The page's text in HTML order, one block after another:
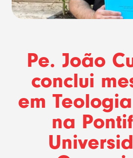
Pe. João
conclui
em
na